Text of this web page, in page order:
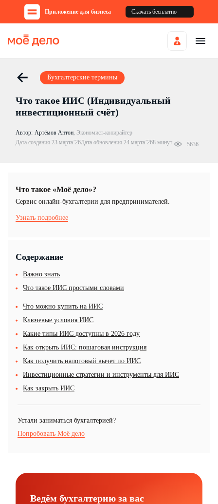
Приложение для бизнеса Скачать бесплатно
Бухгалтерские термины
Что такое ИИС (Индивидуальный
инвестиционный счёт)
Автор: Артёмов Антон, Экономист-копирайтер
Дата создания 23 марта’26Дата обновления 24 марта’268 минут 5636
Что такое «Моё дело»?
Cервис онлайн-бухгалтерии для предпринимателей.
Узнать подробнее
Содержание
Важно знать
Что такое ИИС простыми словами
Что можно купить на ИИС
Ключевые условия ИИС
Какие типы ИИС доступны в 2026 году
Как открыть ИИС: пошаговая инструкция
Как получить налоговый вычет по ИИС
Инвестиционные стратегии и инструменты для ИИС
Как закрыть ИИС
Устали заниматься бухгалтерией?
Попробовать Моё дело
Ведём бухгалтерию за вас